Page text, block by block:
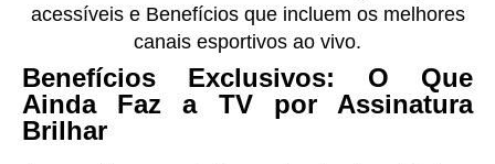
acessíveis e Benefícios que incluem os melhores
canais esportivos ao vivo.
Benefícios Exclusivos: O Que
Ainda Faz a TV por Assinatura
Brilhar